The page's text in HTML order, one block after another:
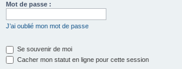
Mot de passe :
J’ai oublié mon mot de passe
Se souvenir de moi
Cacher mon statut en ligne pour cette session